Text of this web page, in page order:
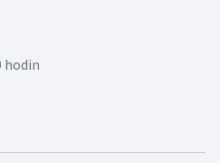
hodin